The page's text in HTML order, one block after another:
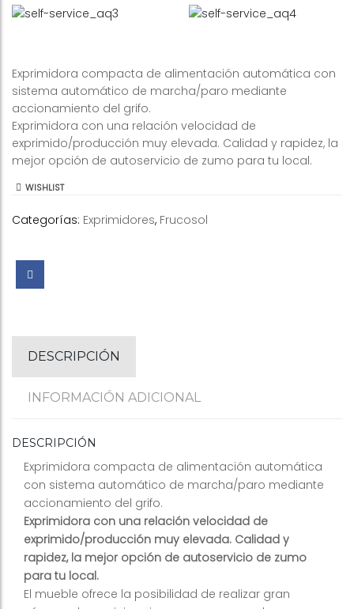
Exprimidora compacta de alimentación automática con
sistema automático de marcha/paro mediante
accionamiento del grifo.
Exprimidora con una relación velocidad de
exprimido/producción muy elevada. Calidad y rapidez, la
mejor opción de autoservicio de zumo para tu local.
WISHLIST
Categorías: Exprimidores, Frucosol
DESCRIPCIÓN
INFORMACIÓN ADICIONAL
DESCRIPCIÓN
Exprimidora compacta de alimentación automática
con sistema automático de marcha/paro mediante
accionamiento del grifo.
Exprimidora con una relación velocidad de
exprimido/producción muy elevada. Calidad y
rapidez, la mejor opción de autoservicio de zumo
para tu local.
El mueble ofrece la posibilidad de realizar gran